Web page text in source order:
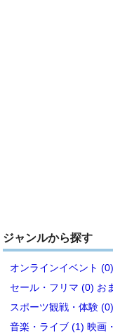
ジャンルから探す
オンラインイベント (0)
セール・フリマ (0) お
スポーツ観戦・体験 (0)
音楽・ライブ (1) 映画